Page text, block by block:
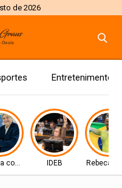
de 2026
Entretenimento
com Lula IDEB Rebeca